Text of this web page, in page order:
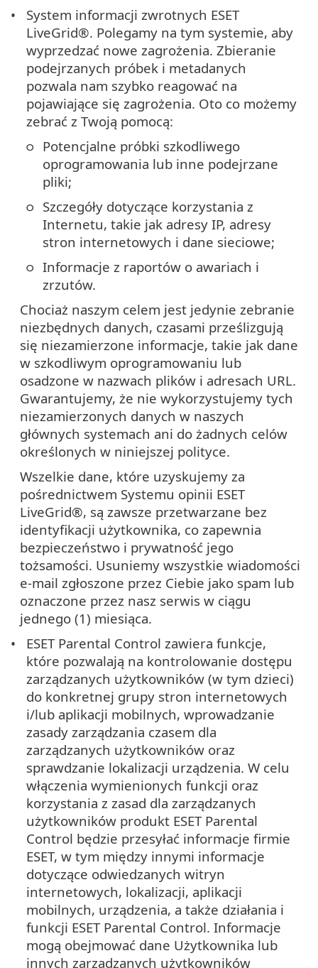
System informacji zwrotnych ESET
LiveGrid®. Polegamy na tym systemie, aby
wyprzedzać nowe zagrożenia. Zbieranie
podejrzanych próbek i metadanych
pozwala nam szybko reagować na
pojawiające się zagrożenia. Oto co możemy
zebrać z Twoją pomocą:
Potencjalne próbki szkodliwego
oprogramowania lub inne podejrzane
pliki;
Szczegóły dotyczące korzystania z
Internetu, takie jak adresy IP, adresy
stron internetowych i dane sieciowe;
Informacje z raportów o awariach i
zrzutów.
Chociaż naszym celem jest jedynie zebranie
niezbędnych danych, czasami prześlizgują
się niezamierzone informacje, takie jak dane
w szkodliwym oprogramowaniu lub
osadzone w nazwach plików i adresach URL.
Gwarantujemy, że nie wykorzystujemy tych
niezamierzonych danych w naszych
głównych systemach ani do żadnych celów
określonych w niniejszej polityce.
Wszelkie dane, które uzyskujemy za
pośrednictwem Systemu opinii ESET
LiveGrid®, są zawsze przetwarzane bez
identyfikacji użytkownika, co zapewnia
bezpieczeństwo i prywatność jego
tożsamości. Usuniemy wszystkie wiadomości
e-mail zgłoszone przez Ciebie jako spam lub
oznaczone przez nasz serwis w ciągu
jednego (1) miesiąca.
ESET Parental Control zawiera funkcje,
które pozwalają na kontrolowanie dostępu
zarządzanych użytkowników (w tym dzieci)
do konkretnej grupy stron internetowych
i/lub aplikacji mobilnych, wprowadzanie
zasady zarządzania czasem dla
zarządzanych użytkowników oraz
sprawdzanie lokalizacji urządzenia. W celu
włączenia wymienionych funkcji oraz
korzystania z zasad dla zarządzanych
użytkowników produkt ESET Parental
Control będzie przesyłać informacje firmie
ESET, w tym między innymi informacje
dotyczące odwiedzanych witryn
internetowych, lokalizacji, aplikacji
mobilnych, urządzenia, a także działania i
funkcji ESET Parental Control. Informacje
mogą obejmować dane Użytkownika lub
innych zarządzanych użytkowników